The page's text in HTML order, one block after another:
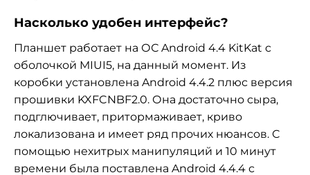
Насколько удобен интерфейс?
Планшет работает на ОС Android 4.4 KitKat с
оболочкой MIUI5, на данный момент. Из
коробки установлена Android 4.4.2 плюс версия
прошивки KXFCNBF2.0. Она достаточно сыра,
подглючивает, притормаживает, криво
локализована и имеет ряд прочих нюансов. С
помощью нехитрых манипуляций и 10 минут
времени была поставлена Android 4.4.4 с